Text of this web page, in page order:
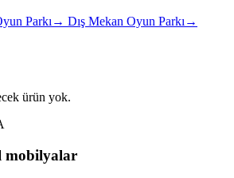
Parkı → Dış Mekan Oyun Parkı →
ürün yok.
mobilyalar